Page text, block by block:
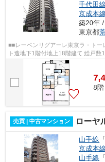
千代田線
京成本線
築20年
東京都
■■レーベンリグアーレ東京ラ・トーレ■■ 2006年2月築 鉄骨鉄筋コ
ト造地下1階付地上18階建て 総戸数109戸 JR山手線「西日暮里」
京成本線「新三河島」駅徒歩4分 常...
8
売買 | 中古マンション ローヤ
山手線
京成本線
山手線 「